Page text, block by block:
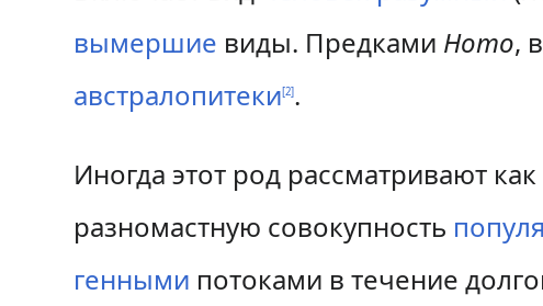
й
к
й
к
вымершие виды. Предками Homo,
австралопитеки[2].
Иногда этот род рассматривают
разномастную совокупность
генными потоками в течение